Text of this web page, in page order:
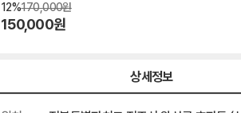
12%170,000원
150,000원
상세정보